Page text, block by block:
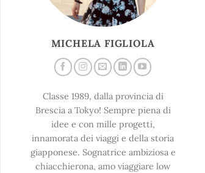
MICHELA FIGLIOLA
Classe 1989, dalla provincia di
Brescia a Tokyo! Sempre piena di
idee e con mille progetti,
innamorata dei viaggi e della storia
giapponese. Sognatrice ambiziosa e
chiacchierona, amo viaggiare low